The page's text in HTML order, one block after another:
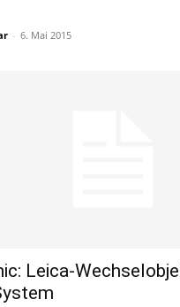
- 6. Mai 2015
Leica-